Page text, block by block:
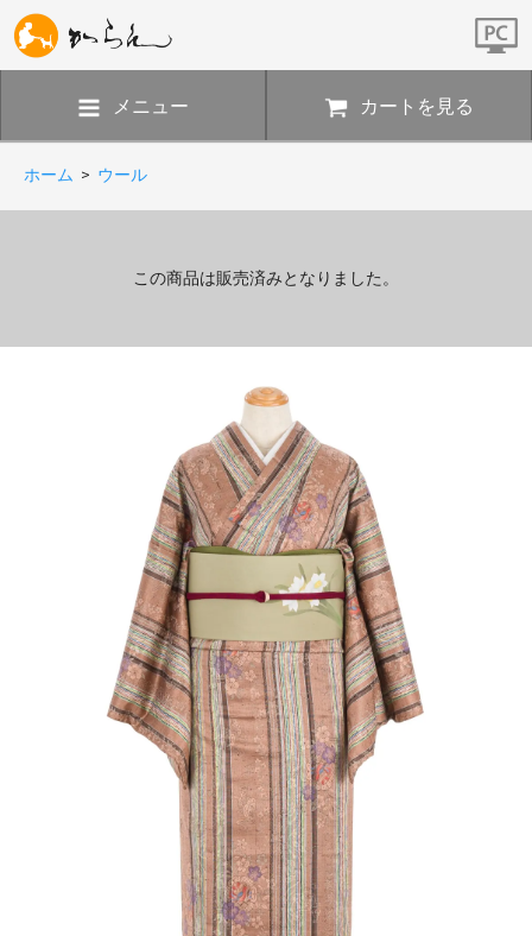
メニュー カートを見る
ホーム > ウール
この商品は販売済みとなりました。